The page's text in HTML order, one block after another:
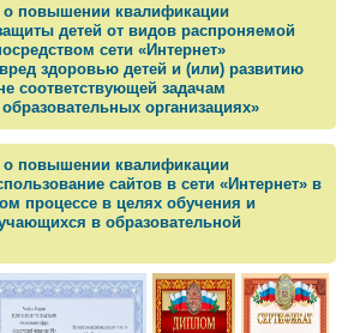
о повышении квалификации
детей от видов распроняемой
сети «Интернет»
здоровью детей и (или) развитию
соответствующей задачам
организациях»
о повышении квалификации
сайтов в сети «Интернет» в
процессе в целях обучения и
в образовательной